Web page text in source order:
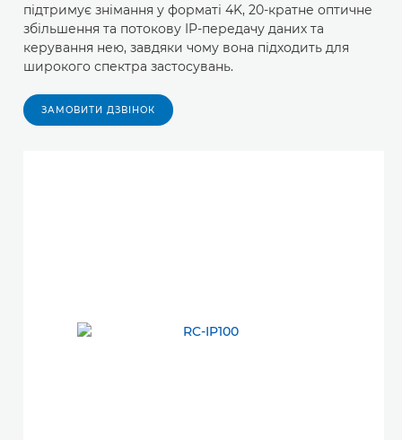
підтримує знімання у форматі 4K, 20-кратне оптичне
збільшення та потокову IP-передачу даних та
керування нею, завдяки чому вона підходить для
широкого спектра застосувань.
ЗАМОВИТИ ДЗВІНОК